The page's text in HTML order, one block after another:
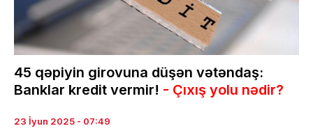
45 qəpiyin girovuna düşən vətəndaş:
Banklar kredit vermir! - Çıxış yolu nədir?
23 İyun 2025 - 07:49